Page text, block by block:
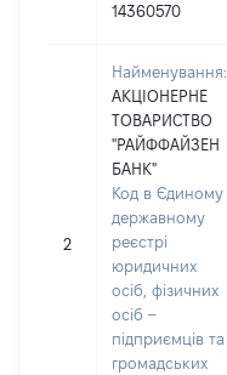
14360570
2
Найменування:
АКЦІОНЕРНЕ
ТОВАРИСТВО
"РАЙФФАЙЗЕН
БАНК"
Код в Єдиному
державному
реєстрі
юридичних
осіб, фізичних
осіб –
підприємців та
громадських